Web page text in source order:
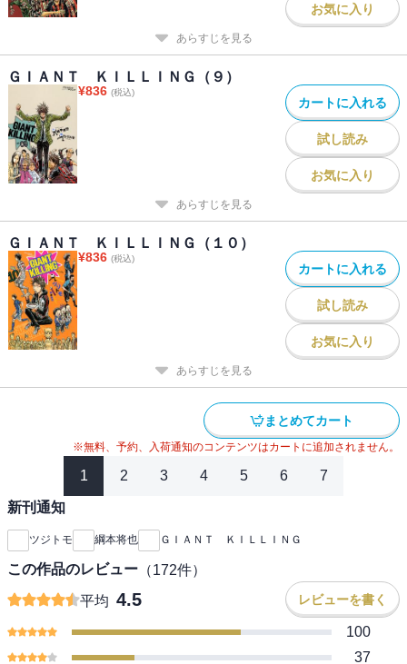
お気に入り
あらすじを見る
ＧＩＡＮＴ ＫＩＬＬＩＮＧ（９）
¥836 (税込)
カートに入れる
試し読み
お気に入り
あらすじを見る
ＧＩＡＮＴ ＫＩＬＬＩＮＧ（１０）
¥836 (税込)
カートに入れる
試し読み
お気に入り
あらすじを見る
まとめてカート
※無料、予約、入荷通知のコンテンツはカートに追加されません。
1 2 3 4 5 6 7
新刊通知
ツジトモ 綱本将也 ＧＩＡＮＴ ＫＩＬＬＩＮＧ
この作品のレビュー （172件）
平均 4.5 レビューを書く
100
37